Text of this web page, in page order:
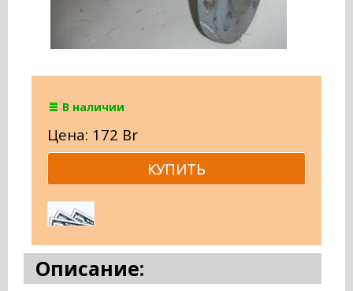
В наличии
Цена: 172 Br
Описание: